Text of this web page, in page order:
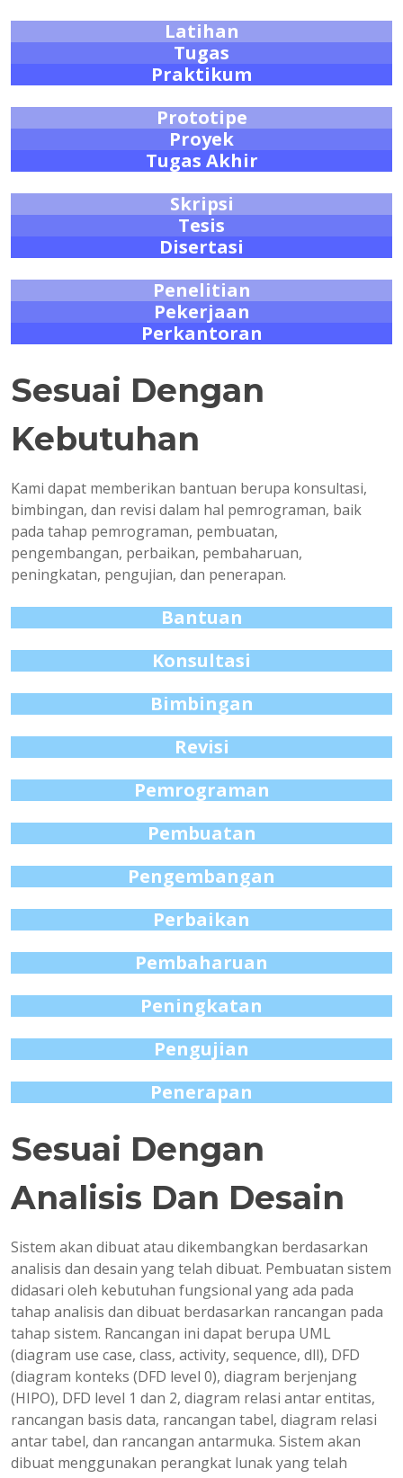
Latihan
Tugas
Praktikum
Prototipe
Proyek
Tugas Akhir
Skripsi
Tesis
Disertasi
Penelitian
Pekerjaan
Perkantoran
Sesuai Dengan
Kebutuhan
Kami dapat memberikan bantuan berupa konsultasi,
bimbingan, dan revisi dalam hal pemrograman, baik
pada tahap pemrograman, pembuatan,
pengembangan, perbaikan, pembaharuan,
peningkatan, pengujian, dan penerapan.
Bantuan
Konsultasi
Bimbingan
Revisi
Pemrograman
Pembuatan
Pengembangan
Perbaikan
Pembaharuan
Peningkatan
Pengujian
Penerapan
Sesuai Dengan
Analisis Dan Desain
Sistem akan dibuat atau dikembangkan berdasarkan
analisis dan desain yang telah dibuat. Pembuatan sistem
didasari oleh kebutuhan fungsional yang ada pada
tahap analisis dan dibuat berdasarkan rancangan pada
tahap sistem. Rancangan ini dapat berupa UML
(diagram use case, class, activity, sequence, dll), DFD
(diagram konteks (DFD level 0), diagram berjenjang
(HIPO), DFD level 1 dan 2, diagram relasi antar entitas,
rancangan basis data, rancangan tabel, diagram relasi
antar tabel, dan rancangan antarmuka. Sistem akan
dibuat menggunakan perangkat lunak yang telah